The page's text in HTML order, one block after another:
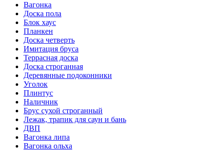
Вагонка
Доска пола
Блок хаус
Планкен
Доска четверть
Имитация бруса
Террасная доска
Доска строганная
Деревянные подоконники
Уголок
Плинтус
Наличник
Брус сухой строганный
Лежак, трапик для саун и бань
ДВП
Вагонка липа
Вагонка ольха